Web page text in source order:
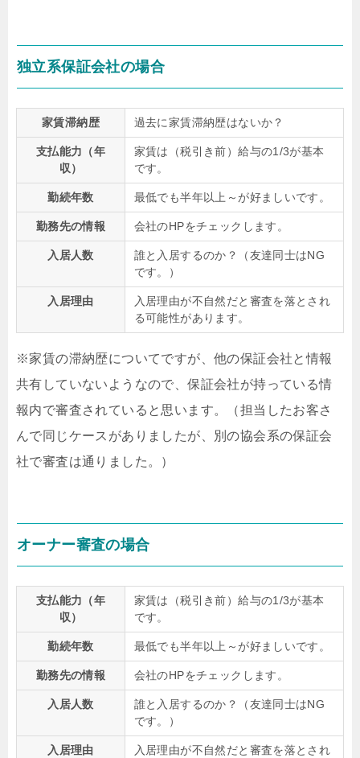
独立系保証会社の場合
家賃滞納歴 過去に家賃滞納歴はないか？
支払能力（年
収）
家賃は（税引き前）給与の1/3が基本
です。
勤続年数 最低でも半年以上～が好ましいです。
勤務先の情報 会社のHPをチェックします。
入居人数
誰と入居するのか？（友達同士はNG
です。）
入居理由
入居理由が不自然だと審査を落とされ
る可能性があります。
※家賃の滞納歴についてですが、他の保証会社と情報
共有していないようなので、保証会社が持っている情
報内で審査されていると思います。（担当したお客さ
んで同じケースがありましたが、別の協会系の保証会
社で審査は通りました。）
オーナー審査の場合
支払能力（年
収）
家賃は（税引き前）給与の1/3が基本
です。
勤続年数 最低でも半年以上～が好ましいです。
勤務先の情報 会社のHPをチェックします。
入居人数
誰と入居するのか？（友達同士はNG
です。）
入居理由
入居理由が不自然だと審査を落とされ